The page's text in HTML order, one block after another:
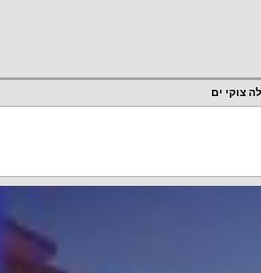
צוקי ים